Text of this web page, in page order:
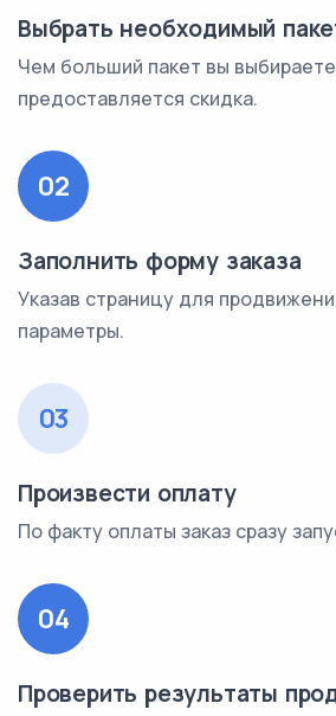
Выбрать необходимый
Чем больший пакет вы
предоставляется скидка.
02
Заполнить форму заказа
Указав страницу для
параметры.
03
Произвести оплату
По факту оплаты заказ сразу
04
Проверить результаты